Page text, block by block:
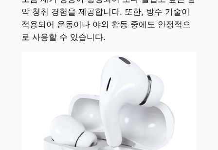
악 청취 경험을 제공합니다. 또한, 방수 기술이
적용되어 운동이나 야외 활동 중에도 안정적으
로 사용할 수 있습니다.